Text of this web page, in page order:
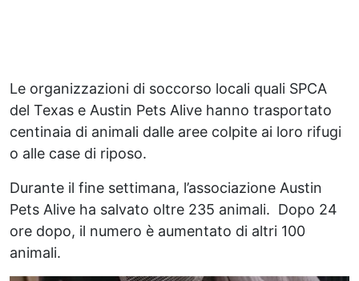
Le organizzazioni di soccorso locali quali SPCA
del Texas e Austin Pets Alive hanno trasportato
centinaia di animali dalle aree colpite ai loro rifugi
o alle case di riposo.
Durante il fine settimana, l’associazione Austin
Pets Alive ha salvato oltre 235 animali. Dopo 24
ore dopo, il numero è aumentato di altri 100
animali.